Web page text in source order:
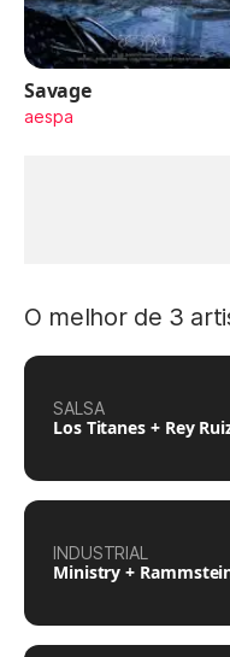
Savage
aespa
O melhor de 3
SALSA
Los Titanes + Rey
INDUSTRIAL
Ministry +